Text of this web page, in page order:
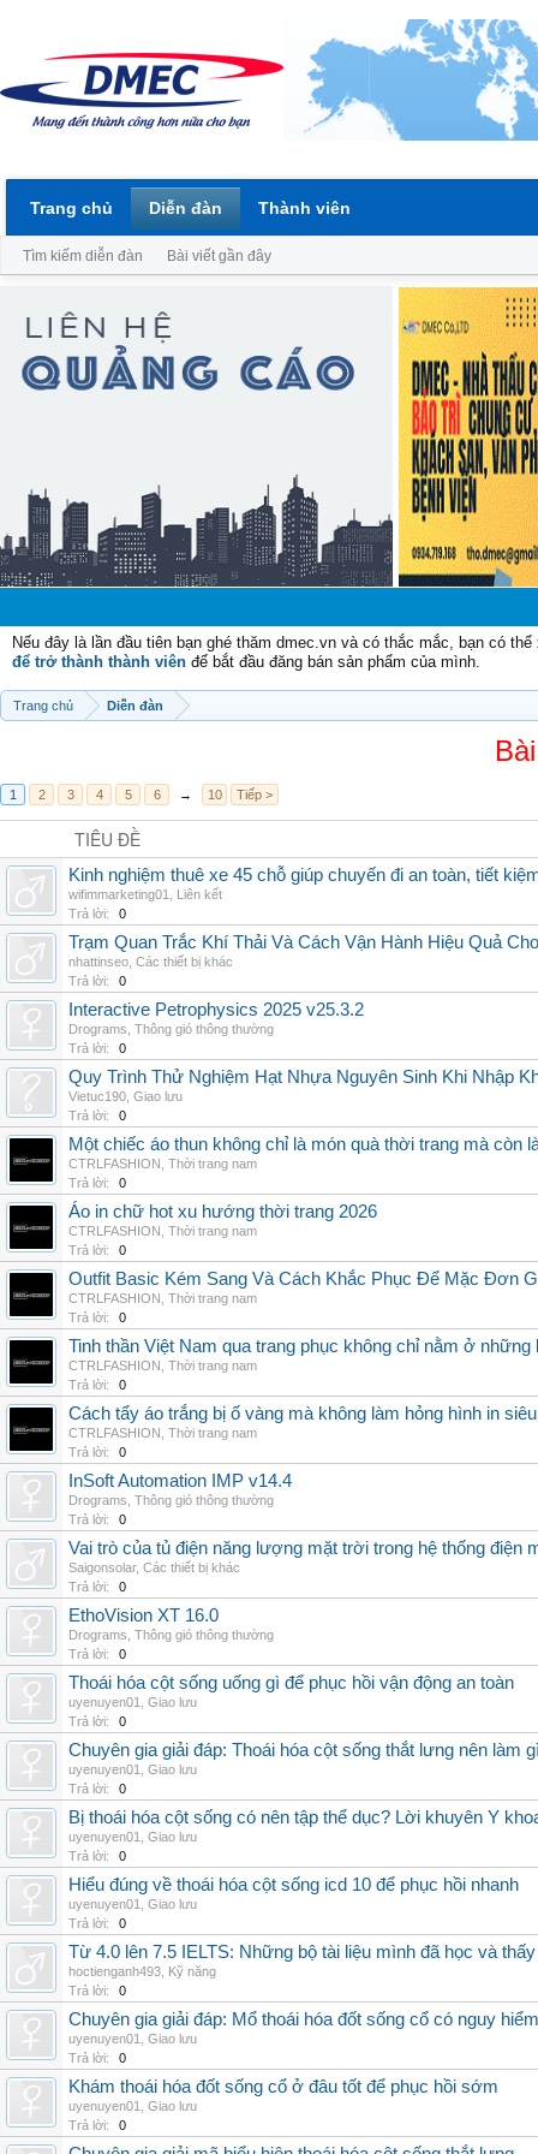
Nếu đây là lần đầu tiên bạn ghé thăm dmec.vn và có thắc mắc, bạn có
để trở thành thành viên để bắt đầu đăng bán sản phẩm của mình.
Trang chủ Diễn đàn
1 2 3 4 5 6 → 10 Tiếp >
TIÊU ĐỀ
Kinh nghiệm thuê xe 45 chỗ giúp chuyến đi an toàn, tiết
wifimmarketing01
Liên kết
Trả lời:
0
Trạm Quan Trắc Khí Thải Và Cách Vận Hành Hiệu Quả
nhattinseo Các thiết bị khác
Trả lời:
0
Interactive Petrophysics 2025 v25.3.2
Drograms Thông gió thông thường
Trả lời:
0
Quy Trình Thử Nghiệm Hạt Nhựa Nguyên Sinh Khi Nhập
Vietuc190 Giao lưu
Trả lời:
0
Một chiếc áo thun không chỉ là món quà thời trang mà
CTRLFASHION Thời trang nam
Trả lời:
0
Áo in chữ hot xu hướng thời trang 2026
CTRLFASHION Thời trang nam
Trả lời:
0
Outfit Basic Kém Sang Và Cách Khắc Phục Để Mặc Đơn
CTRLFASHION Thời trang nam
Trả lời:
0
Tinh thần Việt Nam qua trang phục không chỉ nằm ở
CTRLFASHION Thời trang nam
Trả lời:
0
Cách tẩy áo trắng bị ố vàng mà không làm hỏng hình in
CTRLFASHION Thời trang nam
Trả lời:
0
InSoft Automation IMP v14.4
Drograms Thông gió thông thường
Trả lời:
0
Vai trò của tủ điện năng lượng mặt trời trong hệ thống điện
Saigonsolar, Các thiết bị khác
Trả lời:
0
EthoVision XT 16.0
Drograms Thông gió thông thường
Trả lời:
0
Thoái hóa cột sống uống gì để phục hồi vận động an toàn
uyenuyen01
Giao lưu
Trả lời:
0
Chuyên gia giải đáp: Thoái hóa cột sống thắt lưng nên làm
uyenuyen01
Giao lưu
Trả lời:
0
Bị thoái hóa cột sống có nên tập thể dục? Lời khuyên Y
uyenuyen01
Giao lưu
Trả lời:
0
Hiểu đúng về thoái hóa cột sống icd 10 để phục hồi nhanh
uyenuyen01
Giao lưu
Trả lời:
0
Từ 4.0 lên 7.5 IELTS: Những bộ tài liệu mình đã học và
hoctienganh493 Kỹ năng
Trả lời:
0
Chuyên gia giải đáp: Mổ thoái hóa đốt sống cổ có nguy
uyenuyen01
Giao lưu
Trả lời:
0
Khám thoái hóa đốt sống cổ ở đâu tốt để phục hồi sớm
uyenuyen01
Giao lưu
Trả lời:
0
Trang chủ Diễn đàn
Tìm kiếm diễn đàn Bài viết gần đây
Thành viên